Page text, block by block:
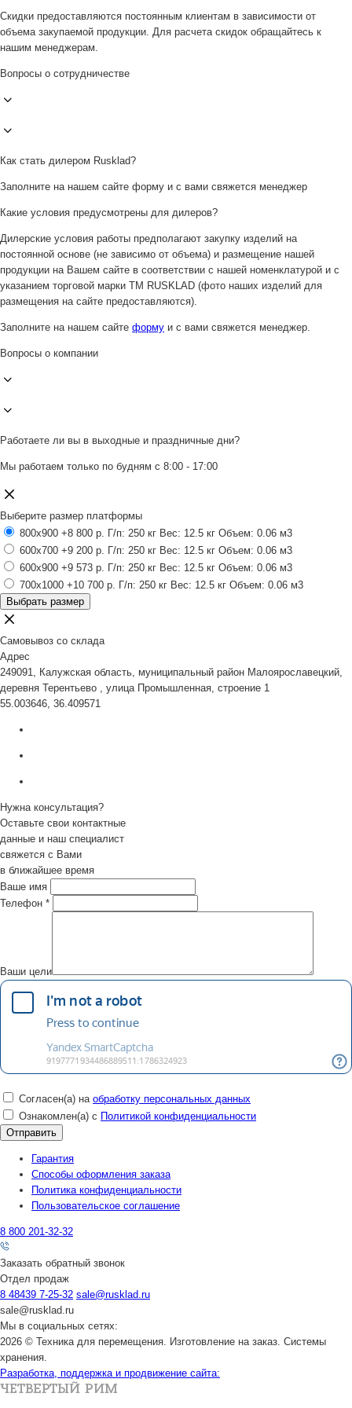
Скидки предоставляются постоянным клиентам в зависимости от
объема закупаемой продукции. Для расчета скидок обращайтесь к
нашим менеджерам.
Вопросы о сотрудничестве
Как стать дилером Rusklad?
Заполните на нашем сайте форму и с вами свяжется менеджер
Какие условия предусмотрены для дилеров?
Дилерские условия работы предполагают закупку изделий на
постоянной основе (не зависимо от объема) и размещение нашей
продукции на Вашем сайте в соответствии с нашей номенклатурой и с
указанием торговой марки ТМ RUSKLAD (фото наших изделий для
размещения на сайте предоставляются).
Заполните на нашем сайте форму и с вами свяжется менеджер.
Вопросы о компании
Работаете ли вы в выходные и праздничные дни?
Мы работаем только по будням с 8:00 - 17:00
Выберите размер платформы
800x900 +8 800 р. Г/п: 250 кг Вес: 12.5 кг Объем: 0.06 м3
600x700 +9 200 р. Г/п: 250 кг Вес: 12.5 кг Объем: 0.06 м3
600x900 +9 573 р. Г/п: 250 кг Вес: 12.5 кг Объем: 0.06 м3
700x1000 +10 700 р. Г/п: 250 кг Вес: 12.5 кг Объем: 0.06 м3
Выбрать размер
Самовывоз со склада
Адрес
249091, Калужская область, муниципальный район Малоярославецкий,
деревня Терентьево , улица Промышленная, строение 1
55.003646, 36.409571
Нужна консультация?
Оставьте свои контактные
данные и наш специалист
свяжется с Вами
в ближайшее время
Ваше имя
Телефон *
Ваши цели
Согласен(а) на обработку персональных данных
Ознакомлен(а) с Политикой конфиденциальности
Гарантия
Способы оформления заказа
Политика конфиденциальности
Пользовательское соглашение
8 800 201-32-32
Заказать обратный звонок
Отдел продаж
8 48439 7-25-32 sale@rusklad.ru
sale@rusklad.ru
Мы в социальных сетях:
2026 © Техника для перемещения. Изготовление на заказ. Системы
хранения.
Разработка, поддержка и продвижение сайта: